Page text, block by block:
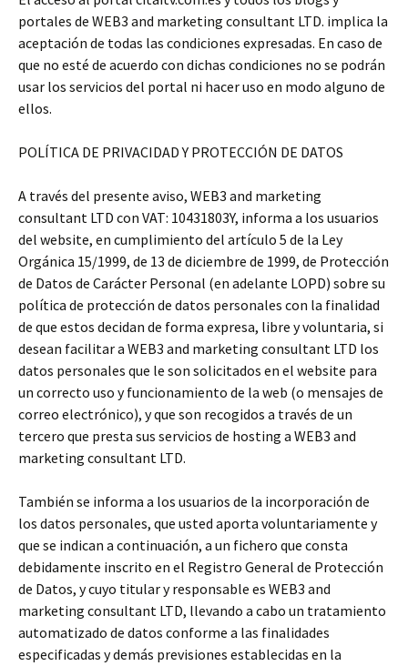
portales de WEB3 and marketing consultant LTD. implica la
aceptación de todas las condiciones expresadas. En caso de
que no esté de acuerdo con dichas condiciones no se podrán
usar los servicios del portal ni hacer uso en modo alguno de
ellos.
POLÍTICA DE PRIVACIDAD Y PROTECCIÓN DE DATOS
A través del presente aviso, WEB3 and marketing
consultant LTD con VAT: 10431803Y, informa a los usuarios
del website, en cumplimiento del artículo 5 de la Ley
Orgánica 15/1999, de 13 de diciembre de 1999, de Protección
de Datos de Carácter Personal (en adelante LOPD) sobre su
política de protección de datos personales con la finalidad
de que estos decidan de forma expresa, libre y voluntaria, si
desean facilitar a WEB3 and marketing consultant LTD los
datos personales que le son solicitados en el website para
un correcto uso y funcionamiento de la web (o mensajes de
correo electrónico), y que son recogidos a través de un
tercero que presta sus servicios de hosting a WEB3 and
marketing consultant LTD.
También se informa a los usuarios de la incorporación de
los datos personales, que usted aporta voluntariamente y
que se indican a continuación, a un fichero que consta
debidamente inscrito en el Registro General de Protección
de Datos, y cuyo titular y responsable es WEB3 and
marketing consultant LTD, llevando a cabo un tratamiento
automatizado de datos conforme a las finalidades
especificadas y demás previsiones establecidas en la